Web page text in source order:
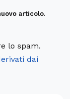
articolo.
lo spam.
dai